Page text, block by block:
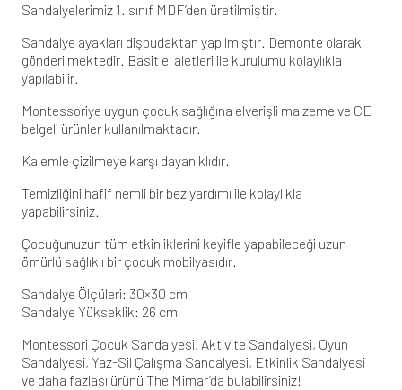
Sandalyelerimiz 1. sınıf MDF’den üretilmiştir.
Sandalye ayakları dişbudaktan yapılmıştır. Demonte olarak
gönderilmektedir. Basit el aletleri ile kurulumu kolaylıkla
yapılabilir.
Montessoriye uygun çocuk sağlığına elverişli malzeme ve CE
belgeli ürünler kullanılmaktadır.
Kalemle çizilmeye karşı dayanıklıdır.
Temizliğini hafif nemli bir bez yardımı ile kolaylıkla
yapabilirsiniz.
Çocuğunuzun tüm etkinliklerini keyifle yapabileceği uzun
ömürlü sağlıklı bir çocuk mobilyasıdır.
Sandalye Ölçüleri: 30×30 cm
Sandalye Yükseklik: 26 cm
Montessori Çocuk Sandalyesi, Aktivite Sandalyesi, Oyun
Sandalyesi, Yaz-Sil Çalışma Sandalyesi, Etkinlik Sandalyesi
ve daha fazlası ürünü The Mimar’da bulabilirsiniz!